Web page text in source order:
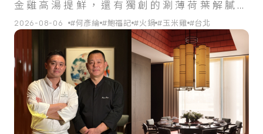
金雞高湯提鮮，還有獨創的涮薄荷葉解膩吃
法。
2026-08-06 #何彥綸 #鮑福記 #火鍋 #玉米雞 #台北